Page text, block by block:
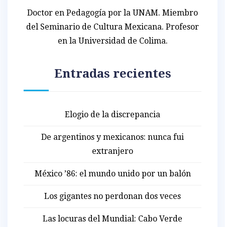
Doctor en Pedagogía por la UNAM. Miembro
del Seminario de Cultura Mexicana. Profesor
en la Universidad de Colima.
Entradas recientes
Elogio de la discrepancia
De argentinos y mexicanos: nunca fui
extranjero
México ’86: el mundo unido por un balón
Los gigantes no perdonan dos veces
Las locuras del Mundial: Cabo Verde